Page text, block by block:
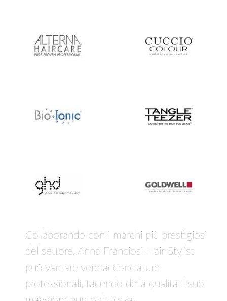
Collaborando con i marchi più prestigiosi
del settore, Anna Franciosi Hair Stylist
può vantare vere acconciature
professionali, facendo della qualità il suo